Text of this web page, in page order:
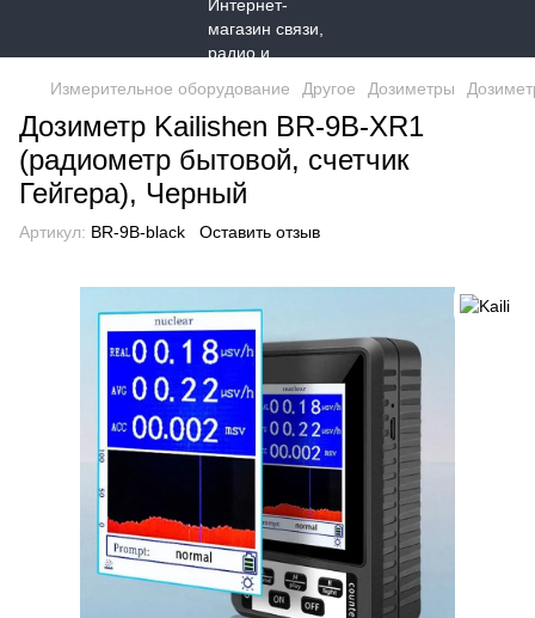
Измерительное оборудование Другое Дозиметры
Дозиметр Kailishen BR-9B-XR1
(радиометр бытовой, счетчик
Гейгера), Черный
Артикул: BR-9B-black Оставить отзыв